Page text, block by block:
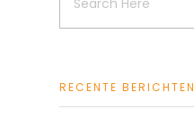
RECENTE BERICHTEN